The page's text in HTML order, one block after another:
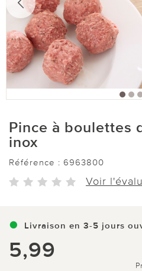
Pince à boulettes
inox
Référence : 6963800
Voir
Livraison en 3-5 jours
5,99